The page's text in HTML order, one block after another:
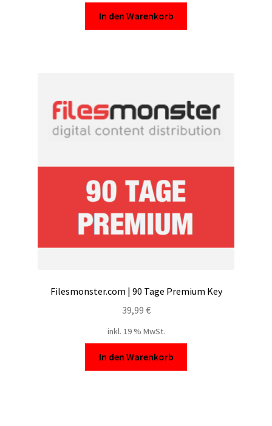
In den Warenkorb
Filesmonster.com | 90 Tage Premium Key
39,99 €
inkl. 19 % MwSt.
In den Warenkorb